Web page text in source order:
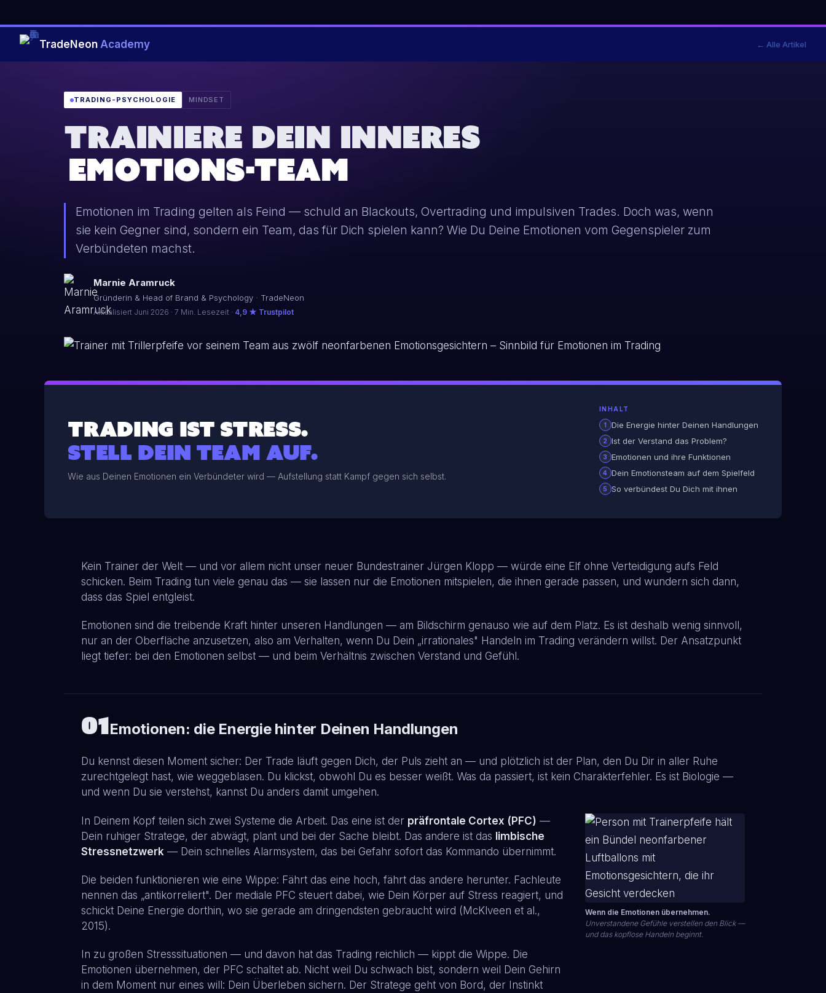
TradeNeon Academy ← Alle Artikel
TRADING-PSYCHOLOGIE MINDSET
TRAINIERE DEIN INNERES
EMOTIONS-TEAM
Emotionen im Trading gelten als Feind — schuld an Blackouts, Overtrading und impulsiven Trades. Doch was, wenn
sie kein Gegner sind, sondern ein Team, das für Dich spielen kann? Wie Du Deine Emotionen vom Gegenspieler zum
Verbündeten machst.
Marnie Aramruck
Gründerin & Head of Brand & Psychology · TradeNeon
Aktualisiert Juni 2026 · 7 Min. Lesezeit · 4,9 ★ Trustpilot
TRADING IST STRESS.
STELL DEIN TEAM AUF.
Wie aus Deinen Emotionen ein Verbündeter wird — Aufstellung statt Kampf gegen sich selbst.
INHALT
Die Energie hinter Deinen Handlungen
Ist der Verstand das Problem?
Emotionen und ihre Funktionen
Dein Emotionsteam auf dem Spielfeld
So verbündest Du Dich mit ihnen
Kein Trainer der Welt — und vor allem nicht unser neuer Bundestrainer Jürgen Klopp — würde eine Elf ohne Verteidigung aufs Feld
schicken. Beim Trading tun viele genau das — sie lassen nur die Emotionen mitspielen, die ihnen gerade passen, und wundern sich dann,
dass das Spiel entgleist.
Emotionen sind die treibende Kraft hinter unseren Handlungen — am Bildschirm genauso wie auf dem Platz. Es ist deshalb wenig sinnvoll,
nur an der Oberfläche anzusetzen, also am Verhalten, wenn Du Dein „irrationales" Handeln im Trading verändern willst. Der Ansatzpunkt
liegt tiefer: bei den Emotionen selbst — und beim Verhältnis zwischen Verstand und Gefühl.
01Emotionen: die Energie hinter Deinen Handlungen
Du kennst diesen Moment sicher: Der Trade läuft gegen Dich, der Puls zieht an — und plötzlich ist der Plan, den Du Dir in aller Ruhe
zurechtgelegt hast, wie weggeblasen. Du klickst, obwohl Du es besser weißt. Was da passiert, ist kein Charakterfehler. Es ist Biologie —
und wenn Du sie verstehst, kannst Du anders damit umgehen.
In Deinem Kopf teilen sich zwei Systeme die Arbeit. Das eine ist der präfrontale Cortex (PFC) —
Dein ruhiger Stratege, der abwägt, plant und bei der Sache bleibt. Das andere ist das limbische
Stressnetzwerk — Dein schnelles Alarmsystem, das bei Gefahr sofort das Kommando übernimmt.
Die beiden funktionieren wie eine Wippe: Fährt das eine hoch, fährt das andere herunter. Fachleute
nennen das „antikorreliert". Der mediale PFC steuert dabei, wie Dein Körper auf Stress reagiert, und
schickt Deine Energie dorthin, wo sie gerade am dringendsten gebraucht wird (McKlveen et al.,
2015).
In zu großen Stresssituationen — und davon hat das Trading reichlich — kippt die Wippe. Die
Emotionen übernehmen, der PFC schaltet ab. Nicht weil Du schwach bist, sondern weil Dein Gehirn
in dem Moment nur eines will: Dein Überleben sichern. Der Stratege geht von Bord, der Instinkt
Wenn die Emotionen übernehmen.
Unverstandene Gefühle verstellen den Blick —
und das kopflose Handeln beginnt.